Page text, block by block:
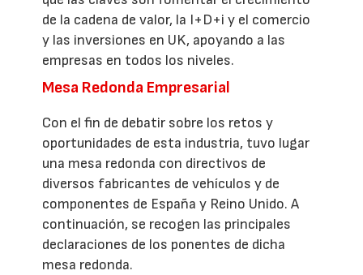
de la cadena de valor, la I+D+i y el comercio
y las inversiones en UK, apoyando a las
empresas en todos los niveles.
Mesa Redonda Empresarial
Con el fin de debatir sobre los retos y
oportunidades de esta industria, tuvo lugar
una mesa redonda con directivos de
diversos fabricantes de vehículos y de
componentes de España y Reino Unido. A
continuación, se recogen las principales
declaraciones de los ponentes de dicha
mesa redonda.